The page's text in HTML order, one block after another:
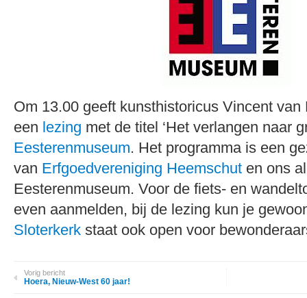
Om 13.00 geeft kunsthistoricus Vincent
een lezing met de titel ‘Het verlangen naar
Eesterenmuseum. Het programma is een
van Erfgoedvereniging Heemschut en ons
Eesterenmuseum. Voor de fiets- en
even aanmelden, bij de lezing kun je
Sloterkerk staat ook open voor
Vorig bericht
Hoera, Nieuw-West 60 jaar!